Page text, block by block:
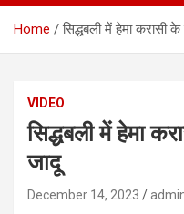
Home सिद्धबली में हेमा करासी
VIDEO
सिद्धबली में हेमा
जादू
December 14, 2023